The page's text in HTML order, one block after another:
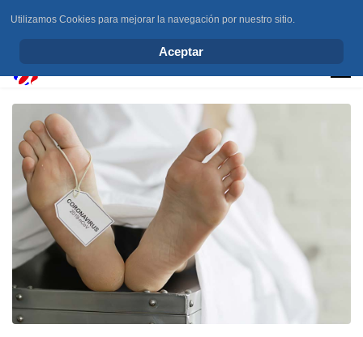
Utilizamos Cookies para mejorar la navegación por nuestro sitio.
Aceptar